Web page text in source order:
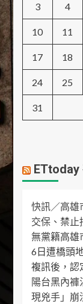
3 4
10 11
17 18
24 25
31
ETtoday
快訊／高
交保、禁止
無黨籍高雄
6日遭橋頭
複訊後，認
陽台黑內褲
現兇手」崩